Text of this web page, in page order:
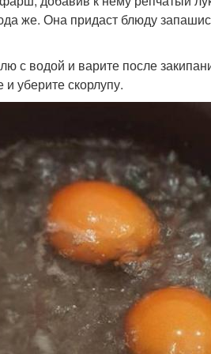
же. Она придаст блюду
с водой и варите после
уберите скорлупу.